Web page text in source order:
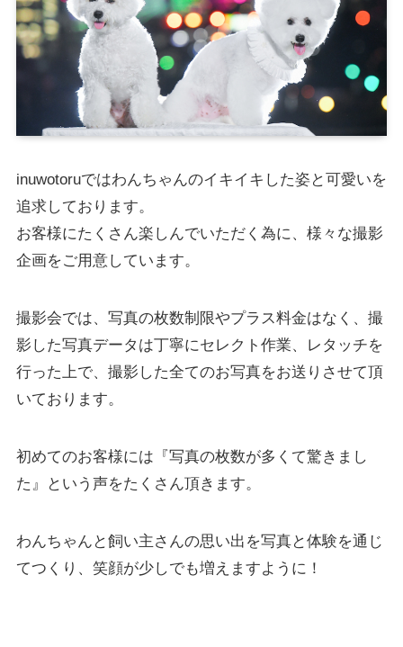
inuwotoruではわんちゃんのイキイキした姿と可愛いを
追求しております。
お客様にたくさん楽しんでいただく為に、様々な撮影
企画をご用意しています。
撮影会では、写真の枚数制限やプラス料金はなく、撮
影した写真データは丁寧にセレクト作業、レタッチを
行った上で、撮影した全てのお写真をお送りさせて頂
いております。
初めてのお客様には『写真の枚数が多くて驚きまし
た』という声をたくさん頂きます。
わんちゃんと飼い主さんの思い出を写真と体験を通じ
てつくり、笑顔が少しでも増えますように！